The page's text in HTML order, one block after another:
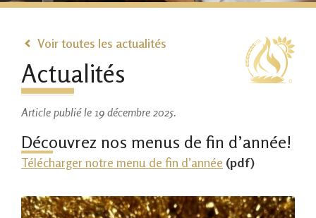
Voir toutes les actualités
Actualités
Article publié le 19 décembre 2025.
Découvrez nos menus de fin d’année!
Télécharger notre menu de fin d’année (pdf)